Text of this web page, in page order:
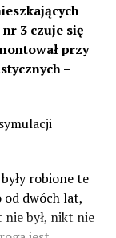
3 czuje się
przy
–
robione te
od dwóch lat,
nie był, nikt nie